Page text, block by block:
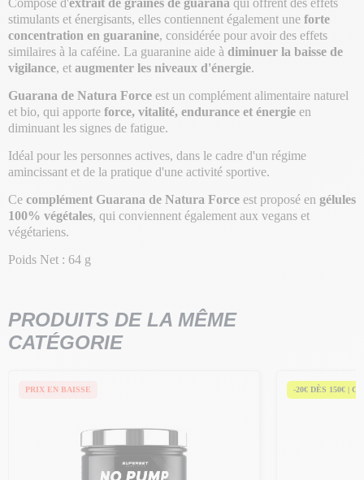
Composé d'extrait de graines de guarana qui offrent des effets
stimulants et énergisants, elles contiennent également une forte
concentration en guaranine, considérée pour avoir des effets
similaires à la caféine. La guaranine aide à diminuer la baisse de
vigilance, et augmenter les niveaux d'énergie.
Guarana de Natura Force est un complément alimentaire naturel
et bio, qui apporte force, vitalité, endurance et énergie en
diminuant les signes de fatigue.
Idéal pour les personnes actives, dans le cadre d'un régime
amincissant et de la pratique d'une activité sportive.
Ce complément Guarana de Natura Force est proposé en gélules
100% végétales, qui conviennent également aux vegans et
végétariens.
Poids Net : 64 g
PRODUITS DE LA MÊME
CATÉGORIE
PRIX EN BAISSE -20€ DÈS 150€ |